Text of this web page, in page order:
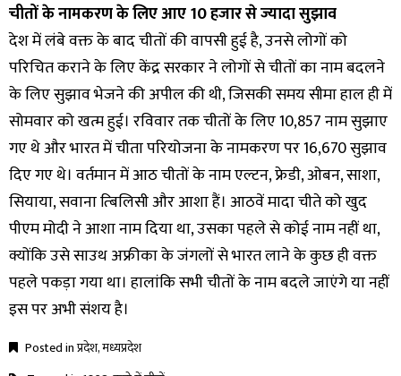
चीतों के नामकरण के लिए आए 10 हजार से ज्यादा सुझाव
देश में लंबे वक्त के बाद चीतों की वापसी हुई है, उनसे लोगों को
परिचित कराने के लिए केंद्र सरकार ने लोगों से चीतों का नाम बदलने
के लिए सुझाव भेजने की अपील की थी, जिसकी समय सीमा हाल ही में
सोमवार को खत्म हुई। रविवार तक चीतों के लिए 10,857 नाम सुझाए
गए थे और भारत में चीता परियोजना के नामकरण पर 16,670 सुझाव
दिए गए थे। वर्तमान में आठ चीतों के नाम एल्टन, फ्रेडी, ओबन, साशा,
सियाया, सवाना त्बिलिसी और आशा हैं। आठवें मादा चीते को खुद
पीएम मोदी ने आशा नाम दिया था, उसका पहले से कोई नाम नहीं था,
क्योंकि उसे साउथ अफ्रीका के जंगलों से भारत लाने के कुछ ही वक्त
पहले पकड़ा गया था। हालांकि सभी चीतों के नाम बदले जाएंगे या नहीं
इस पर अभी संशय है।
Posted inप्रदेश,मध्यप्रदेश